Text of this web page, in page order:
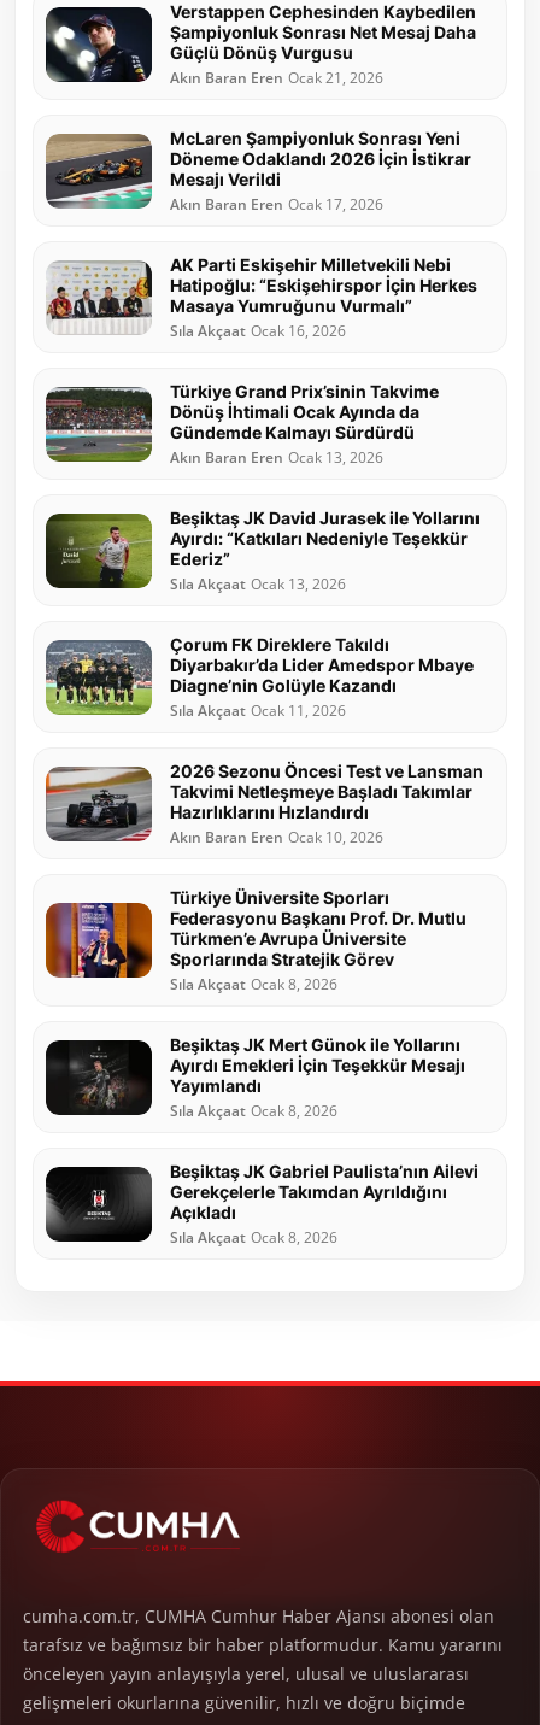
Verstappen Cephesinden Kaybedilen
Şampiyonluk Sonrası Net Mesaj Daha
Güçlü Dönüş Vurgusu
Akın Baran Eren Ocak 21, 2026
McLaren Şampiyonluk Sonrası Yeni
Döneme Odaklandı 2026 İçin İstikrar
Mesajı Verildi
Akın Baran Eren Ocak 17, 2026
AK Parti Eskişehir Milletvekili Nebi
Hatipoğlu: “Eskişehirspor İçin Herkes
Masaya Yumruğunu Vurmalı”
Sıla Akçaat Ocak 16, 2026
Türkiye Grand Prix’sinin Takvime
Dönüş İhtimali Ocak Ayında da
Gündemde Kalmayı Sürdürdü
Akın Baran Eren Ocak 13, 2026
Beşiktaş JK David Jurasek ile Yollarını
Ayırdı: “Katkıları Nedeniyle Teşekkür
Ederiz”
Sıla Akçaat Ocak 13, 2026
Çorum FK Direklere Takıldı
Diyarbakır’da Lider Amedspor Mbaye
Diagne’nin Golüyle Kazandı
Sıla Akçaat Ocak 11, 2026
2026 Sezonu Öncesi Test ve Lansman
Takvimi Netleşmeye Başladı Takımlar
Hazırlıklarını Hızlandırdı
Akın Baran Eren Ocak 10, 2026
Türkiye Üniversite Sporları
Federasyonu Başkanı Prof. Dr. Mutlu
Türkmen’e Avrupa Üniversite
Sporlarında Stratejik Görev
Sıla Akçaat Ocak 8, 2026
Beşiktaş JK Mert Günok ile Yollarını
Ayırdı Emekleri İçin Teşekkür Mesajı
Yayımlandı
Sıla Akçaat Ocak 8, 2026
Beşiktaş JK Gabriel Paulista’nın Ailevi
Gerekçelerle Takımdan Ayrıldığını
Açıkladı
Sıla Akçaat Ocak 8, 2026
cumha.com.tr, CUMHA Cumhur Haber Ajansı abonesi olan
tarafsız ve bağımsız bir haber platformudur. Kamu yararını
önceleyen yayın anlayışıyla yerel, ulusal ve uluslararası
gelişmeleri okurlarına güvenilir, hızlı ve doğru biçimde